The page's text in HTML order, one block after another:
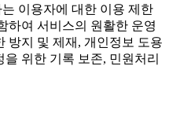
이용자에 대한 이용 제한
하여 서비스의 원활한 운영
방지 및 제재, 개인정보 도용
위한 기록 보존, 민원처리